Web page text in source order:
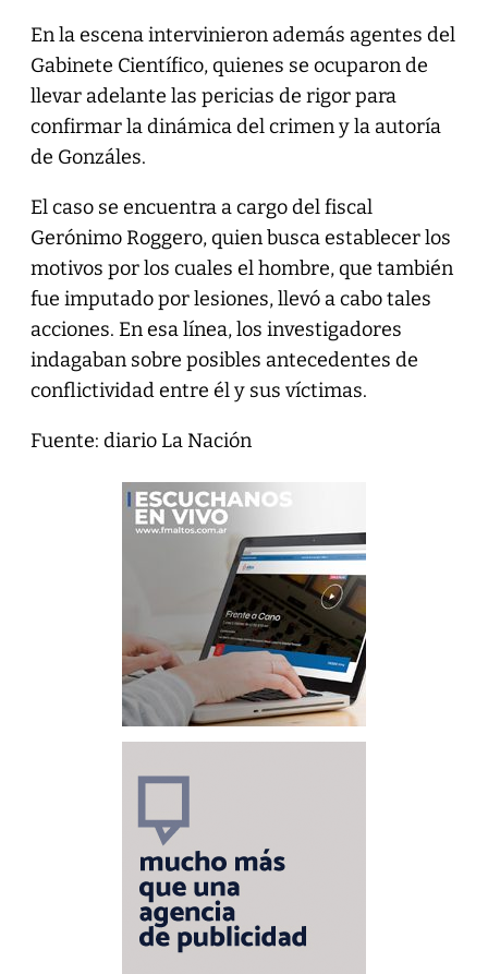
En la escena intervinieron además agentes del
Gabinete Científico, quienes se ocuparon de
llevar adelante las pericias de rigor para
confirmar la dinámica del crimen y la autoría
de Gonzáles.
El caso se encuentra a cargo del fiscal
Gerónimo Roggero, quien busca establecer los
motivos por los cuales el hombre, que también
fue imputado por lesiones, llevó a cabo tales
acciones. En esa línea, los investigadores
indagaban sobre posibles antecedentes de
conflictividad entre él y sus víctimas.
Fuente: diario La Nación